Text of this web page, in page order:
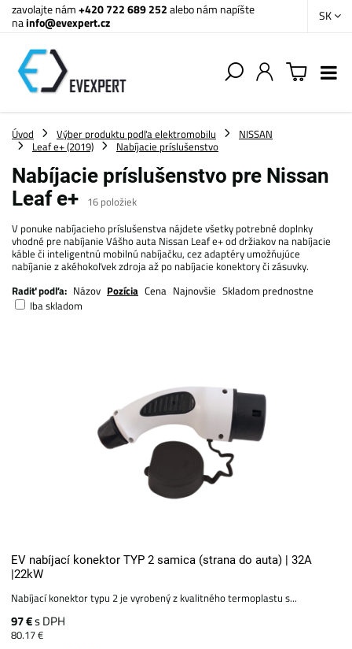
zavolajte nám+420 722 689 252alebo nám napíšte
nainfo@evexpert.cz SK
Úvod Výber produktu podľa elektromobilu
NISSAN
Leaf e+ (2019)
Nabíjacie príslušenstvo
Nabíjacie príslušenstvo pre Nissan
Leaf e+ 16 položiek
V ponuke nabíjacieho príslušenstva nájdete všetky potrebné doplnky
vhodné pre nabíjanie Vášho auta Nissan Leaf e+ od držiakov na nabíjacie
káble či inteligentnú mobilnú nabíjačku, cez adaptéry umožňujúce
nabíjanie z akéhokoľvek zdroja až po nabíjacie konektory či zásuvky.
Radiť podľa: Názov Pozícia Cena Najnovšie Skladom prednostne
Iba skladom
EV nabíjací konektor TYP 2 samica (strana do auta) | 32A
|22kW
Nabíjací konektor typu 2 je vyrobený z kvalitného termoplastu s...
97 €s DPH
80.17 €